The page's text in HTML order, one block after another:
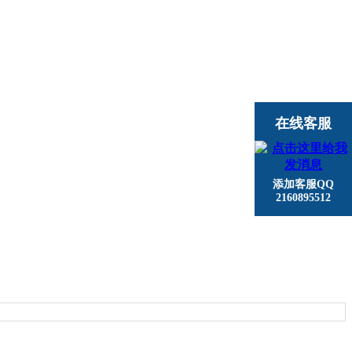
在线客服
添加客服QQ
2160895512